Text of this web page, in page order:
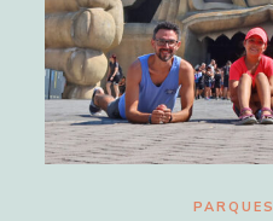
PARQUES